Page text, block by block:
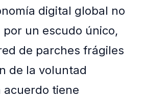
digital global no
un escudo único,
de parches frágiles
de la voluntad
acuerdo tiene